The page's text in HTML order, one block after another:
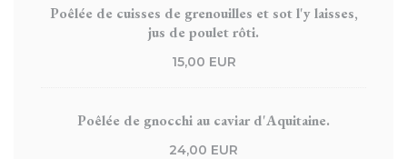
Poêlée de cuisses de grenouilles et sot l'y laisses,
jus de poulet rôti.
15,00 EUR
Poêlée de gnocchi au caviar d'Aquitaine.
24,00 EUR